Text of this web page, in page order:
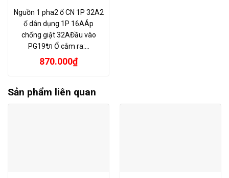
Nguồn 1 pha2 ổ CN 1P 32A2
ổ dân dụng 1P 16AÁp
chống giật 32AĐầu vào
PG19🔌 Ổ cắm ra:…
870.000₫
Sản phẩm liên quan